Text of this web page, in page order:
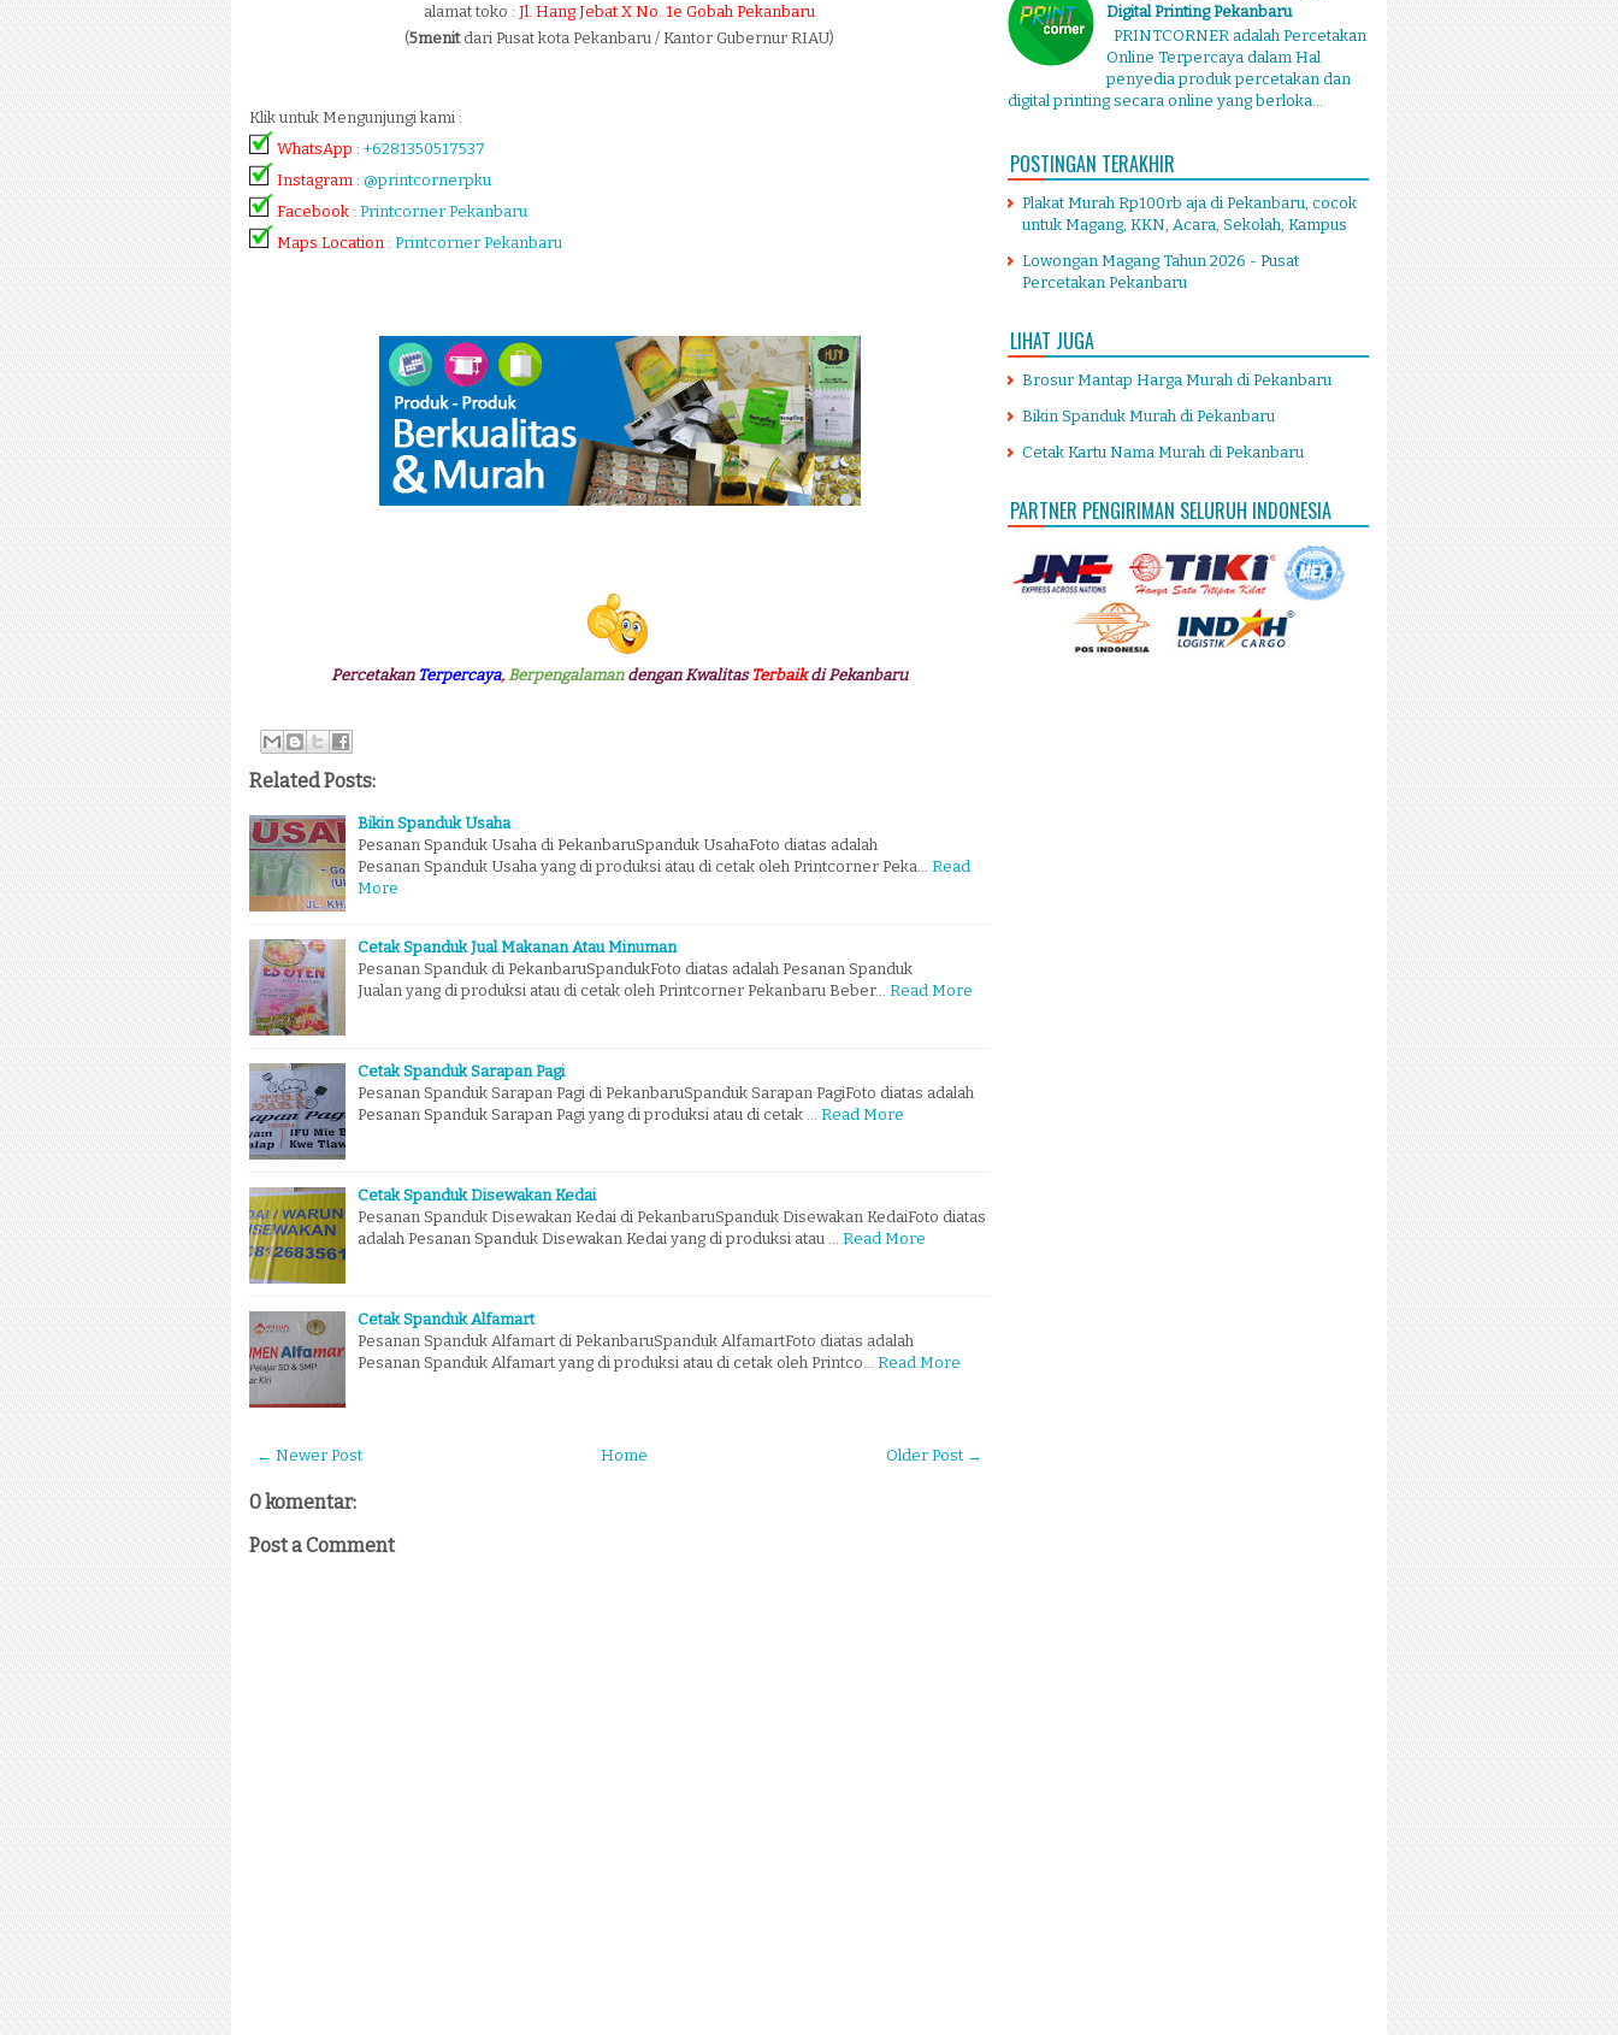
alamat toko : Jl. Hang Jebat X No. 1e Gobah Pekanbaru
(5menitdari Pusat kota Pekanbaru / Kantor Gubernur RIAU)
Klik untuk Mengunjungi kami :
WhatsApp : +6281350517537
Instagram : @printcornerpku
Facebook : Printcorner Pekanbaru
Maps Location : Printcorner Pekanbaru
Percetakan Terpercaya, Berpengalamandengan Kwalitas Terbaik di Pekanbaru
Related Posts:
Bikin Spanduk Usaha
Pesanan Spanduk Usaha di PekanbaruSpanduk UsahaFoto diatas adalah
Pesanan Spanduk Usaha yang di produksi atau di cetak oleh Printcorner Peka…
Read
More
Cetak Spanduk Jual Makanan Atau Minuman
Pesanan Spanduk di PekanbaruSpandukFoto diatas adalah Pesanan Spanduk
Jualan yang di produksi atau di cetak oleh Printcorner Pekanbaru Beber…
Read More
Cetak Spanduk Sarapan Pagi
Pesanan Spanduk Sarapan Pagi di PekanbaruSpanduk Sarapan PagiFoto diatas adalah
Pesanan Spanduk Sarapan Pagi yang di produksi atau di cetak …
Read More
Cetak Spanduk Disewakan Kedai
Pesanan Spanduk Disewakan Kedai di PekanbaruSpanduk Disewakan KedaiFoto diatas
adalah Pesanan Spanduk Disewakan Kedai yang di produksi atau …
Read More
Cetak Spanduk Alfamart
Pesanan Spanduk Alfamart di PekanbaruSpanduk AlfamartFoto diatas adalah
Pesanan Spanduk Alfamart yang di produksi atau di cetak oleh Printco…
Read More
← Newer Post Older Post →
Home
0 komentar:
Post a Comment
Digital Printing Pekanbaru
PRINTCORNER adalah Percetakan
Online Terpercaya dalam Hal
penyedia produk percetakan dan
digital printing secara online yang berloka...
POSTINGAN TERAKHIR
Plakat Murah Rp100rb aja di Pekanbaru, cocok
untuk Magang, KKN, Acara, Sekolah, Kampus
Lowongan Magang Tahun 2026 - Pusat
Percetakan Pekanbaru
LIHAT JUGA
Brosur Mantap Harga Murah di Pekanbaru
Bikin Spanduk Murah di Pekanbaru
Cetak Kartu Nama Murah di Pekanbaru
PARTNER PENGIRIMAN SELURUH INDONESIA